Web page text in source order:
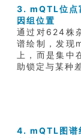
3. mQTL位点
因组位置
通过对624株
谱绘制，发现
上，而是集中
助锁定与某种
4. mQTL图谱